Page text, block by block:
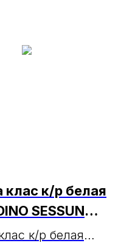
клас к/р белая
SESSUN
19.06.24.)
к/р белая